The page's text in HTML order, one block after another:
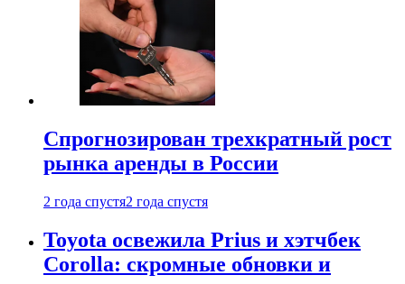
Спрогнозирован трехкратный рост
рынка аренды в России
2 года спустя2 года спустя
Toyota освежила Prius и хэтчбек
Corolla: скромные обновки и